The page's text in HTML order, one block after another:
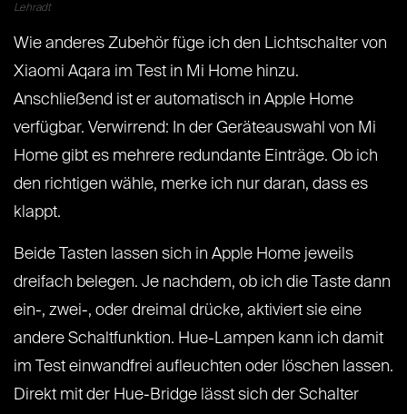
Lehradt
Wie anderes Zubehör füge ich den Lichtschalter von
Xiaomi Aqara im Test in Mi Home hinzu.
Anschließend ist er automatisch in Apple Home
verfügbar. Verwirrend: In der Geräteauswahl von Mi
Home gibt es mehrere redundante Einträge. Ob ich
den richtigen wähle, merke ich nur daran, dass es
klappt.
Beide Tasten lassen sich in Apple Home jeweils
dreifach belegen. Je nachdem, ob ich die Taste dann
ein-, zwei-, oder dreimal drücke, aktiviert sie eine
andere Schaltfunktion. Hue-Lampen kann ich damit
im Test einwandfrei aufleuchten oder löschen lassen.
Direkt mit der Hue-Bridge lässt sich der Schalter